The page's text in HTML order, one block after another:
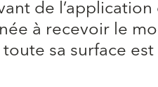
de
à recevoir le
sa surface